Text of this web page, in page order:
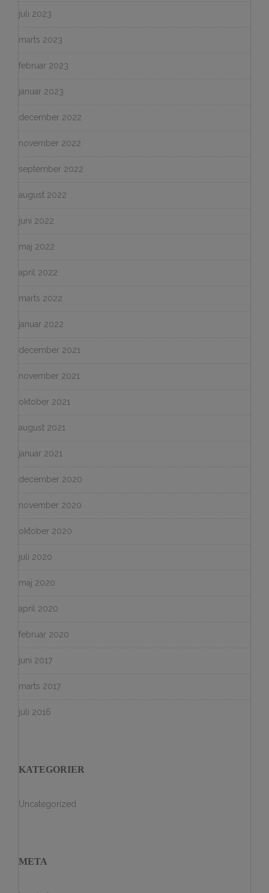
juli 2023
marts 2023
februar 2023
januar 2023
december 2022
november 2022
september 2022
august 2022
juni 2022
maj 2022
april 2022
marts 2022
januar 2022
december 2021
november 2021
oktober 2021
august 2021
januar 2021
december 2020
november 2020
oktober 2020
juli 2020
maj 2020
april 2020
februar 2020
juni 2017
marts 2017
juli 2016
KATEGORIER
Uncategorized
META